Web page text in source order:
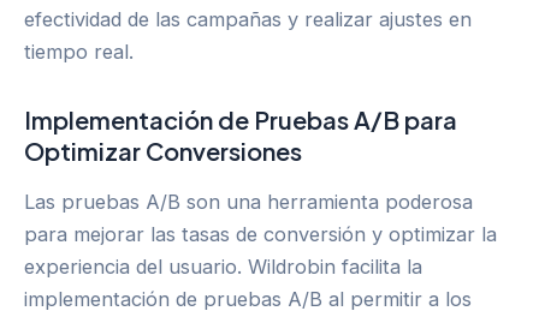
efectividad de las campañas y realizar ajustes en
tiempo real.
Implementación de Pruebas A/B para
Optimizar Conversiones
Las pruebas A/B son una herramienta poderosa
para mejorar las tasas de conversión y optimizar la
experiencia del usuario. Wildrobin facilita la
implementación de pruebas A/B al permitir a los